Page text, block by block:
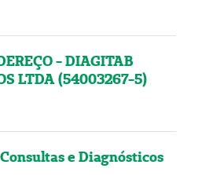
- DIAGITAB
LTDA (54003267-5)
e Diagnósticos